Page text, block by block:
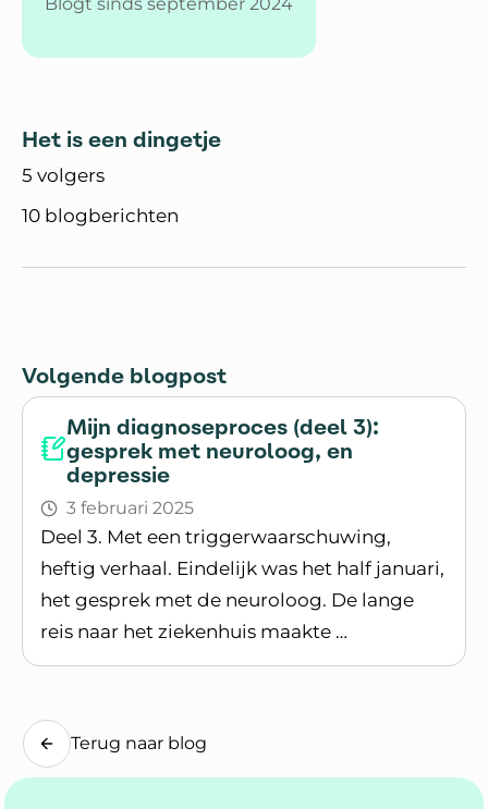
Het is een dingetje
5 volgers
10 blogberichten
Volgende blogpost
Mijn diagnoseproces (deel 3):
gesprek met neuroloog, en
depressie
3 februari 2025
Deel 3. Met een triggerwaarschuwing,
heftig verhaal. Eindelijk was het half januari,
het gesprek met de neuroloog. De lange
reis naar het ziekenhuis maakte …
Lees blogpost
Terug naar blog